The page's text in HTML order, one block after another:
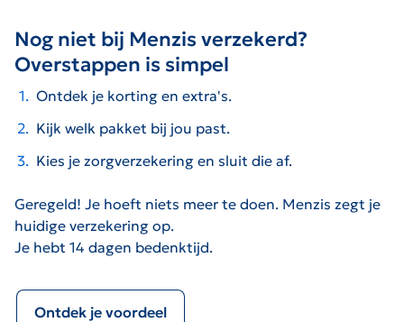
Nog niet bij Menzis verzekerd?
Overstappen is simpel
Ontdek je korting en extra's.
Kijk welk pakket bij jou past.
Kies je zorgverzekering en sluit die af.
Geregeld! Je hoeft niets meer te doen. Menzis zegt je
huidige verzekering op.
Je hebt 14 dagen bedenktijd.
Ontdek je voordeel